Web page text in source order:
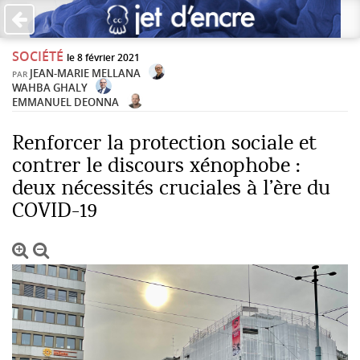
PAS DE COMMENTAIRES ×
Laisser une réponse
Votre adresse de messagerie ne sera pas publiée. Les
champs obligatoires sont indiqués avec *
Jet d'Encre vous prie d'inscrire vos commentaires dans un
SOCIÉTÉ le 8 février 2021
PAR JEAN-MARIE MELLANA
WAHBA GHALY
EMMANUEL DEONNA
Renforcer la protection sociale et
contrer le discours xénophobe :
deux nécessités cruciales à l’ère du
COVID-19